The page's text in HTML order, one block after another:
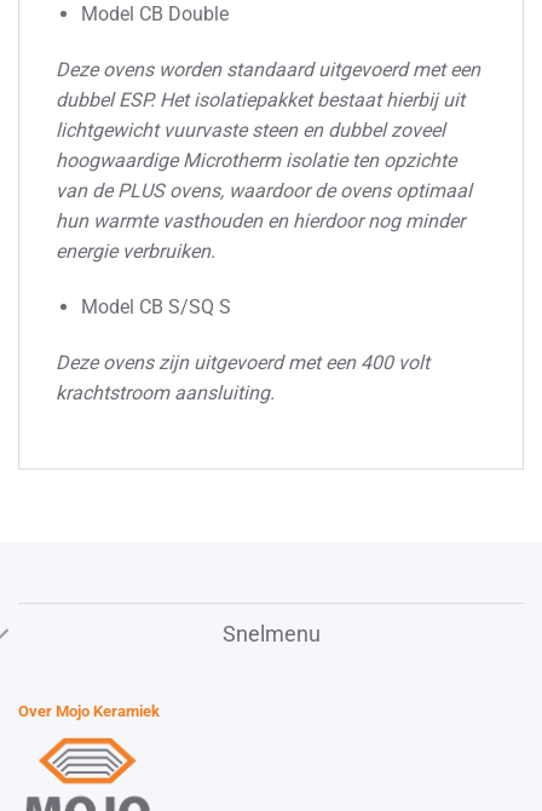
Model CB Double
Deze ovens worden standaard uitgevoerd met een
dubbel ESP. Het isolatiepakket bestaat hierbij uit
lichtgewicht vuurvaste steen en dubbel zoveel
hoogwaardige Microtherm isolatie ten opzichte
van de PLUS ovens, waardoor de ovens optimaal
hun warmte vasthouden en hierdoor nog minder
energie verbruiken.
Model CB S/SQ S
Deze ovens zijn uitgevoerd met een 400 volt
krachtstroom aansluiting.
Snelmenu
Over Mojo Keramiek